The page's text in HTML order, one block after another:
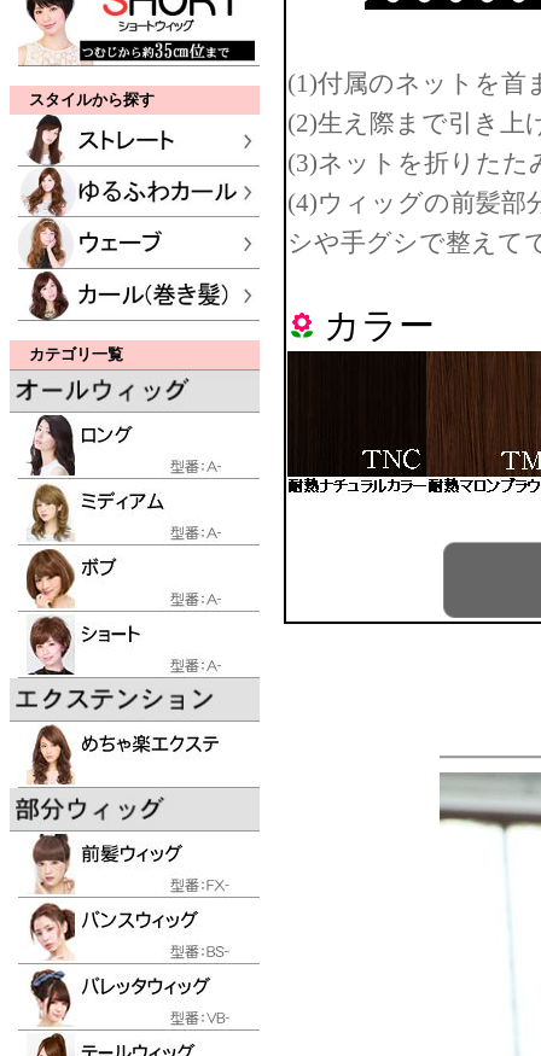
スタイルから探す
カテゴリ一覧
(1)付属のネットを首
(2)生え際まで引き上
(3)ネットを折りたた
(4)ウィッグの前髪部
シや手グシで整えて
カラー